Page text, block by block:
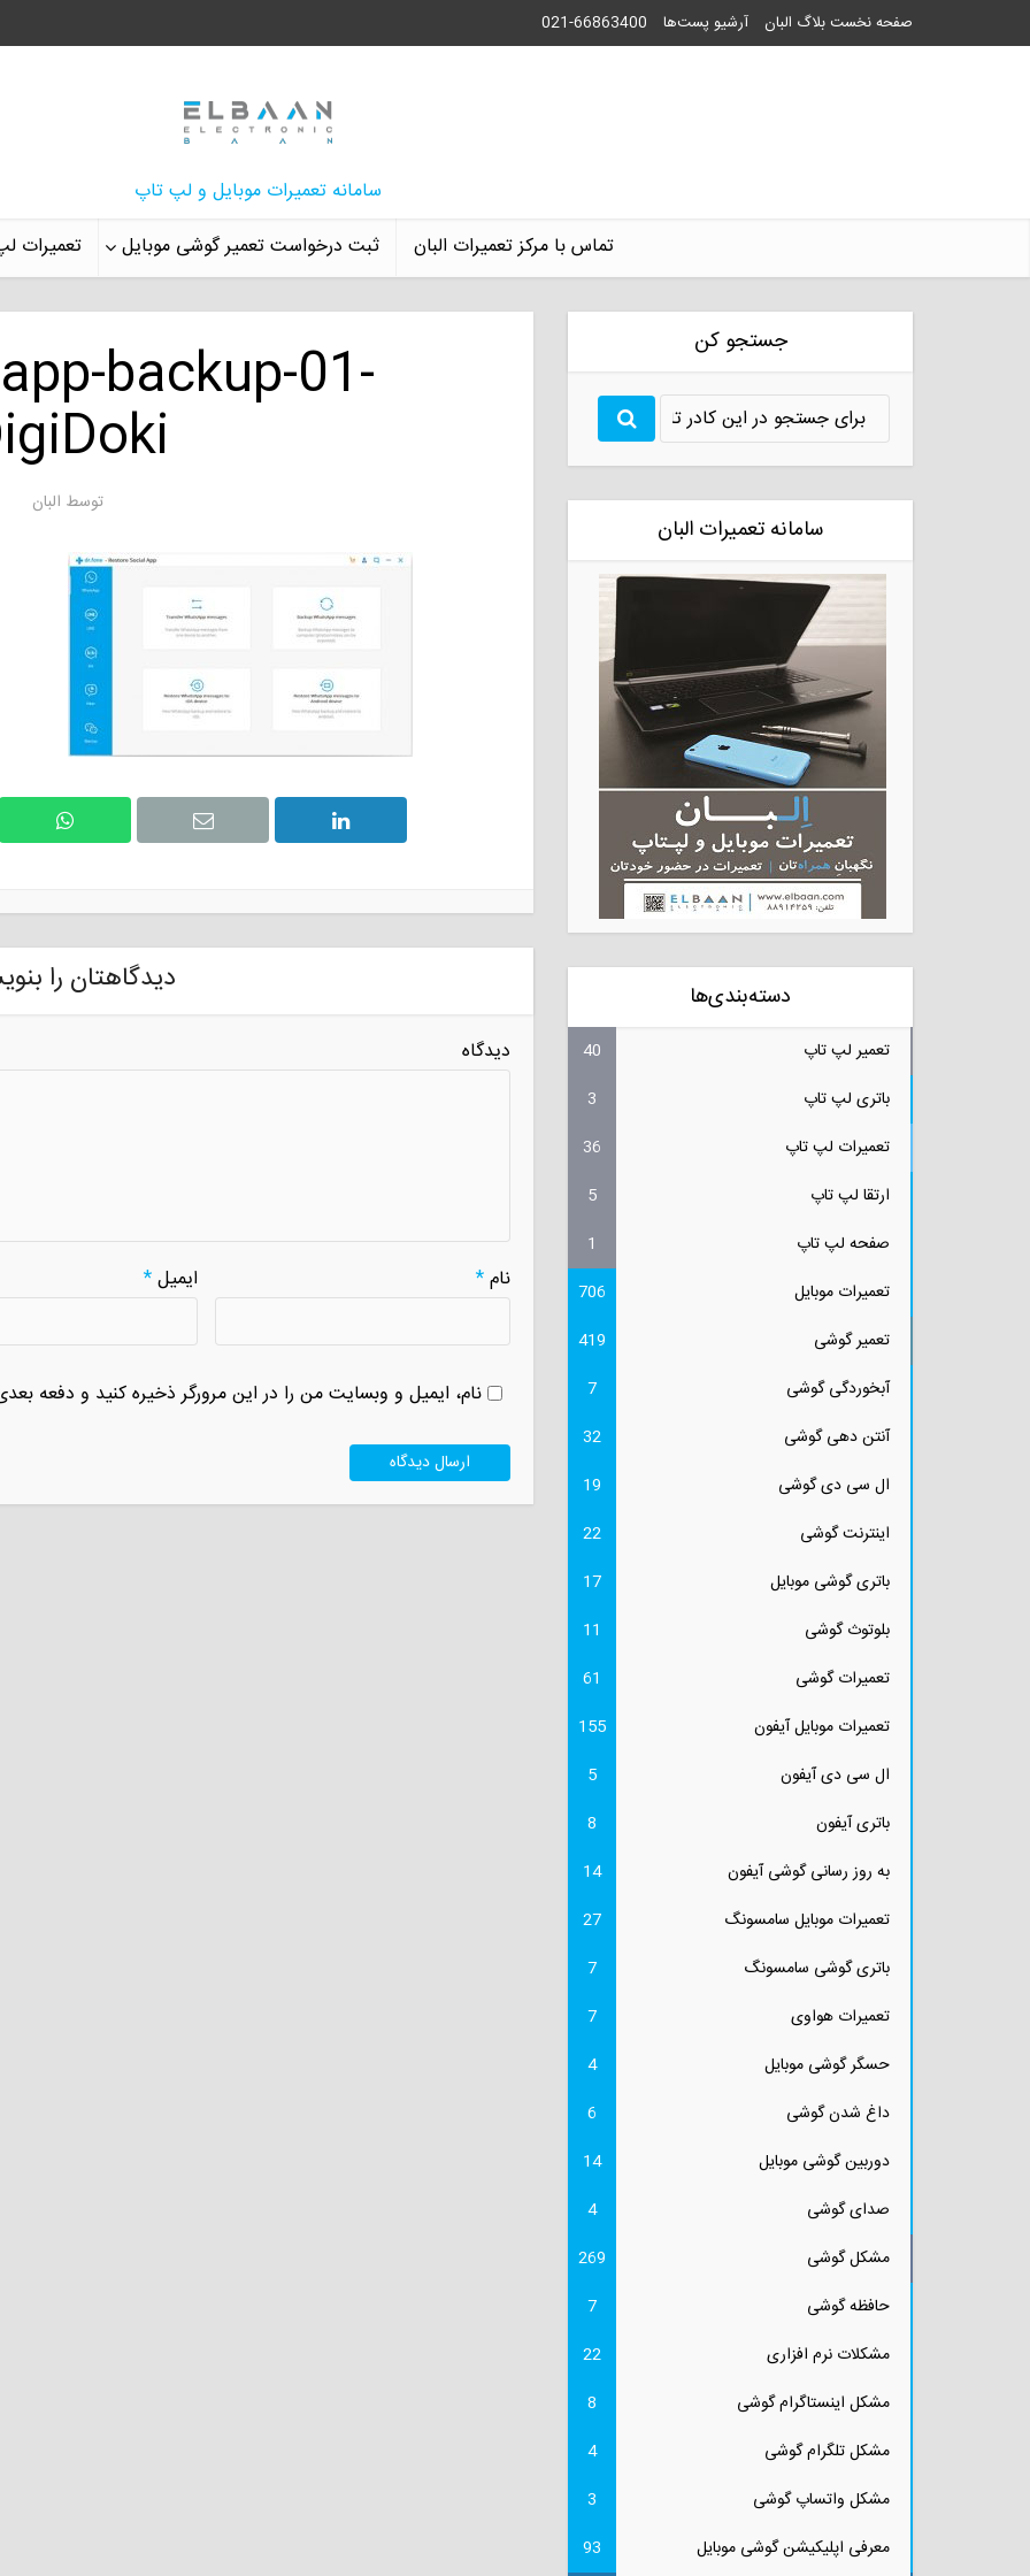
صفحه نخست بلاگ البان آرشیو پست‌ها 021-66863400
سامانه تعمیرات موبایل و لپ تاپ
تماس با مرکز تعمیرات البان
ثبت درخواست تعمیر گوشی موبایل تعمیرات
backup-01-
توسط البان
دیدگاهتان را
دیدگاه
نام* ایمیل*
نام، ایمیل و وبسایت من را در این مرورگر ذخیره کنید و دفعه
جستجو کن
سامانه تعمیرات البان
دسته‌بندی‌ها
تعمیر لپ تاپ
40
باتری لپ تاپ
3
تعمیرات لپ تاپ
36
ارتقا لپ تاپ
5
صفحه لپ تاپ
1
تعمیرات موبایل
706
تعمیر گوشی
419
آبخوردگی گوشی
7
آنتن دهی گوشی
32
ال سی دی گوشی
19
اینترنت گوشی
22
باتری گوشی موبایل
17
بلوتوث گوشی
11
تعمیرات گوشی
61
تعمیرات موبایل آیفون
155
ال سی دی آیفون
5
باتری آیفون
8
به روز رسانی گوشی آیفون
14
تعمیرات موبایل سامسونگ
27
باتری گوشی سامسونگ
7
تعمیرات هواوی
7
حسگر گوشی موبایل
4
داغ شدن گوشی
6
دوربین گوشی موبایل
14
صدای گوشی
4
مشکل گوشی
269
حافظه گوشی
7
مشکلات نرم افزاری
22
مشکل اینستاگرام گوشی
8
مشکل تلگرام گوشی
4
مشکل واتساپ گوشی
3
معرفی اپلیکیشن گوشی موبایل
93